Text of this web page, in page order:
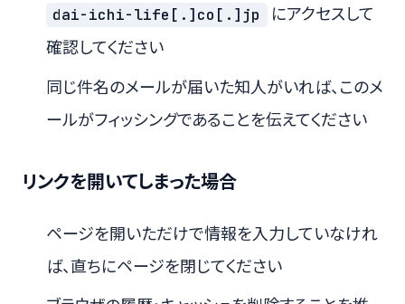
dai-ichi-life[.]co[.]jp
にアクセスして
確認してください
同じ件名のメールが届いた知人がいれば、このメ
ールがフィッシングであることを伝えてください
リンクを開いてしまった場合
ページを開いただけで情報を入力していなけれ
ば、直ちにページを閉じてください